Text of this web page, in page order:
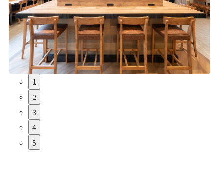
1
2
3
4
5